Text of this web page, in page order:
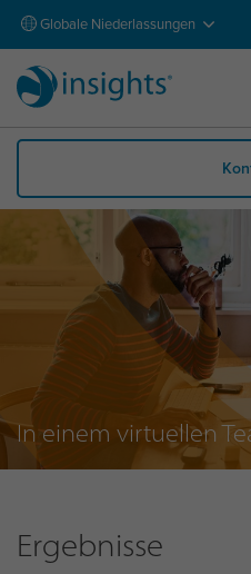
Globale Niederlassungen
In einem virtuellen
Ergebnisse